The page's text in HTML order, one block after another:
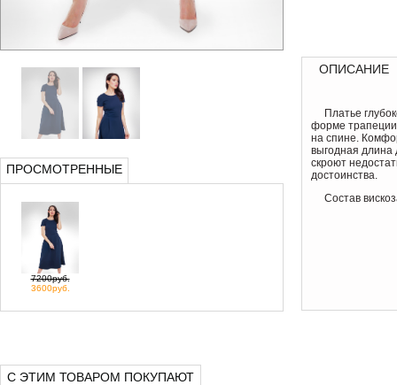
ПРОСМОТРЕННЫЕ
7200руб.
3600руб.
ОПИСАНИЕ
Платье
форме трапеции
на спине.
выгодная длина
скроют
достоинства.
Состав
С ЭТИМ ТОВАРОМ ПОКУПАЮТ